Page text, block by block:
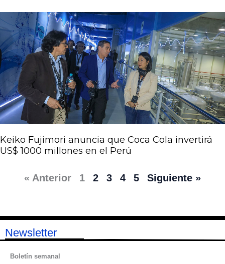
Keiko Fujimori anuncia que Coca Cola invertirá
US$ 1000 millones en el Perú
« Anterior 1 2 3 4 5 Siguiente »
Newsletter
Boletín semanal